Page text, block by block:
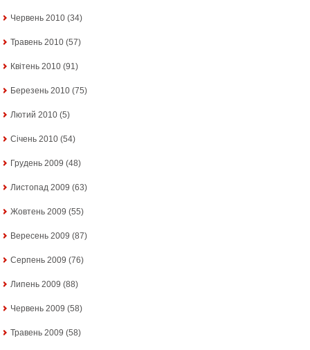
Червень 2010 (34)
Травень 2010 (57)
Квітень 2010 (91)
Березень 2010 (75)
Лютий 2010 (5)
Січень 2010 (54)
Грудень 2009 (48)
Листопад 2009 (63)
Жовтень 2009 (55)
Вересень 2009 (87)
Серпень 2009 (76)
Липень 2009 (88)
Червень 2009 (58)
Травень 2009 (58)